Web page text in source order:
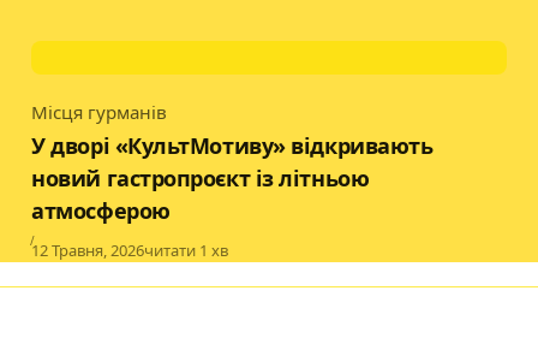
Category
Місця гурманів
У дворі «КультМотиву» відкривають
новий гастропроєкт із літньою
атмосферою
Published
12 Травня, 2026читати 1 хв